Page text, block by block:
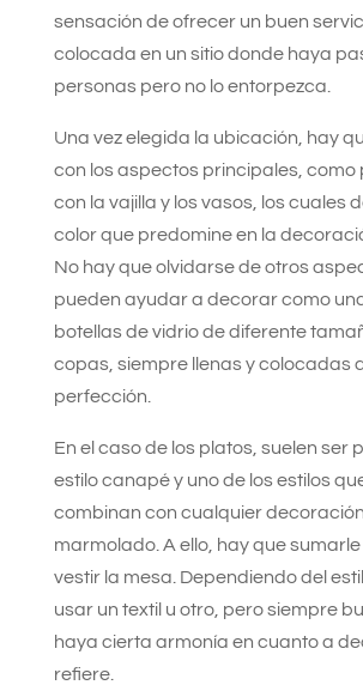
sensación de ofrecer un buen
colocada en un sitio donde haya
personas pero no lo entorpezca.
Una vez elegida la ubicación, hay
con los aspectos principales, como
con la vajilla y los vasos, los cuales
color que predomine en la
No hay que olvidarse de otros
pueden ayudar a decorar como
botellas de vidrio de diferente
copas, siempre llenas y colocadas
perfección.
En el caso de los platos, suelen ser
estilo canapé y uno de los estilos
combinan con cualquier decoración
marmolado. A ello, hay que
vestir la mesa. Dependiendo del
usar un textil u otro, pero siempre
haya cierta armonía en cuanto a
refiere.